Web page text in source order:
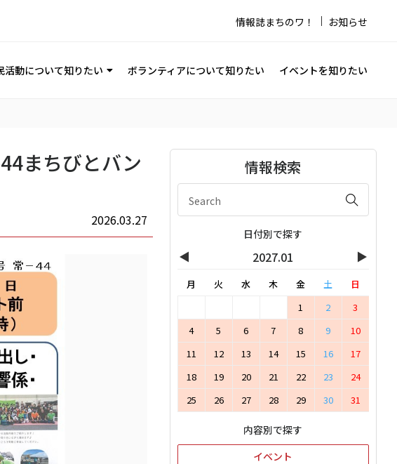
情報誌まちのワ！ お知らせ
活動について知りたい ボランティアについて知りたい イベントを知りたい
まちびとバン
2026.03.27
情報検索
日付別で探す
◀ 2027.01 ▶
月 火 水 木 金 土
日
1
2
3
4
5 6 7 8 9
10
11
12 13 14 15 16
17
18
19 20 21 22 23
24
25
26 27 28 29 30 31
内容別で探す
イベント